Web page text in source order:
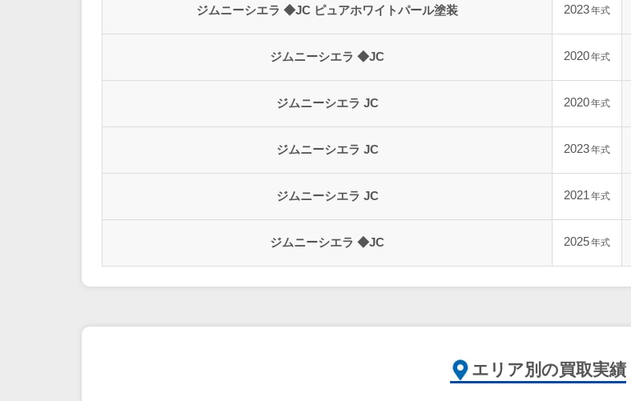
ジムニーシエラ ◆JC ピュアホワイトパール塗装 2023年式
ジムニーシエラ ◆JC 2020年式
ジムニーシエラ JC 2020年式
ジムニーシエラ JC 2023年式
ジムニーシエラ JC 2021 年式
ジムニーシエラ ◆JC 2025年式
エリア別の買取実績